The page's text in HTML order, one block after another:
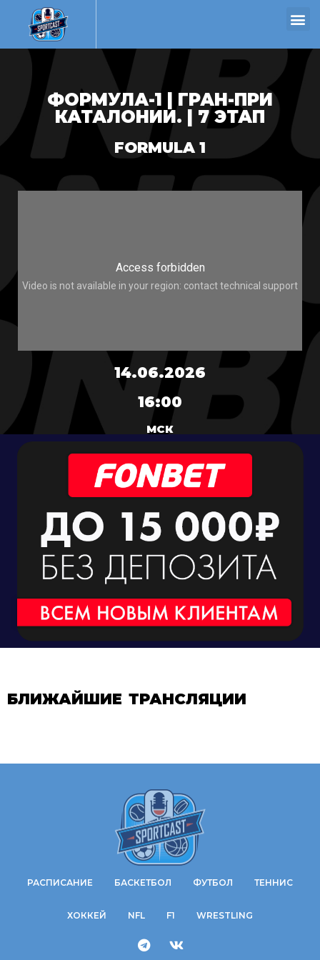
ФОРМУЛА-1 | ГРАН-ПРИ
КАТАЛОНИИ. | 7 ЭТАП
FORMULA 1
14.06.2026
16:00
МСК
БЛИЖАЙШИЕ ТРАНСЛЯЦИИ
РАСПИСАНИЕ БАСКЕТБОЛ ФУТБОЛ ТЕННИС
ХОККЕЙ NFL F1 WRESTLING